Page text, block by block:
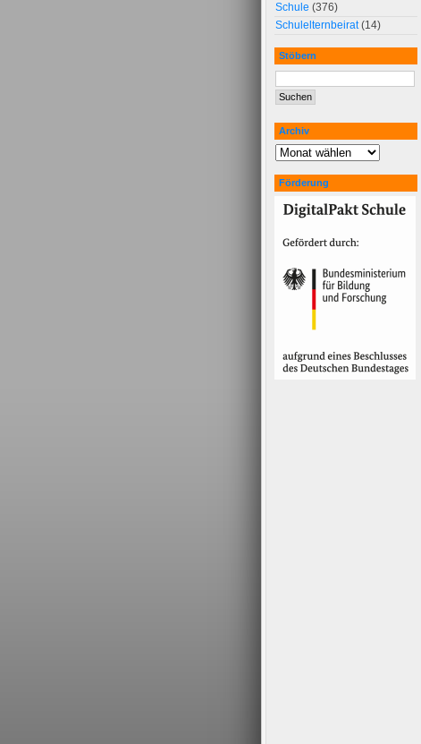
Schule (376)
Schulelternbeirat(14)
Stöbern
Archiv
Förderung